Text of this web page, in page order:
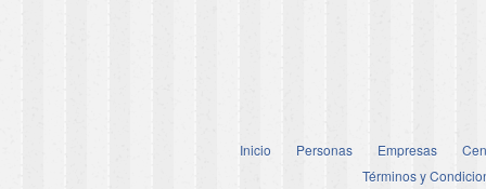
Inicio Personas Empresas
Términos y